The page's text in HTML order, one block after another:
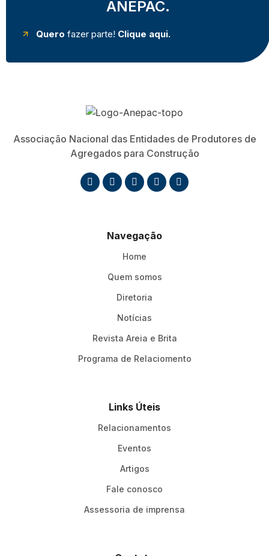
ANEPAC.
Quero fazer parte! Clique aqui.
Associação Nacional das Entidades de Produtores de
Agregados para Construção
Navegação
Home
Quem somos
Diretoria
Notícias
Revista Areia e Brita
Programa de Relaciomento
Links Úteis
Relacionamentos
Eventos
Artigos
Fale conosco
Assessoria de imprensa